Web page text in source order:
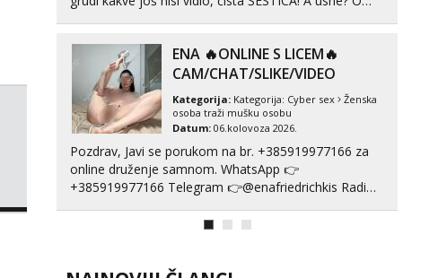
nisi vidio. Uvijek sam spremna za ONLOINE zabavu...
ENA 🔥ONLINE S LICEM🔥
CAM/CHAT/SLIKE/VIDEO
Kategorija: Kategorija: Cyber sex
Ženska
osoba traži mušku osobu
Datum: 06.kolovoza 2026.
Pozdrav, Javi se porukom na br. +385919977166 za
online druženje samnom. WhatsApp 👉
+385919977166 Telegram 👉@enafriedrichkis Radim
(Tina&Natali), razne kombinacije halteri, haljine,